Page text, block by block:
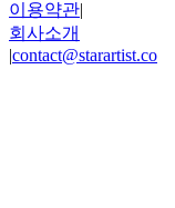
이용약관|
회사소개
|contact@starartist.co